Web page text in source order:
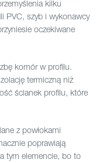
kilku
PVC, szyb i wykonawcy
oczekiwane
komór w profilu.
termiczną niż
ścianek profilu, które
z powłokami
poprawiają
tym elemencie, bo to